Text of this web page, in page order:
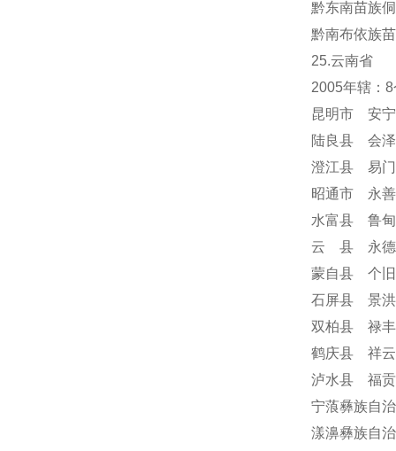
黔东南苗族
黔南布依族
25.云南省
2005年辖：
昆明市 安
陆良县 会
澄江县 易
昭通市 永
水富县 鲁
云 县 永德
蒙自县 个
石屏县 景
双柏县 禄
鹤庆县 祥
泸水县 福
宁蒗彝族自
漾濞彝族自